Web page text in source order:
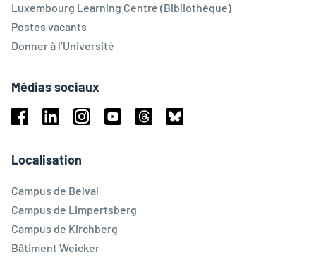
Luxembourg Learning Centre (Bibliothèque)
Postes vacants
Donner à l’Université
Médias sociaux
Localisation
Campus de Belval
Campus de Limpertsberg
Campus de Kirchberg
Bâtiment Weicker